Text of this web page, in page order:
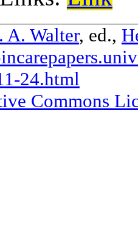
A. Walter, ed.,
24.html